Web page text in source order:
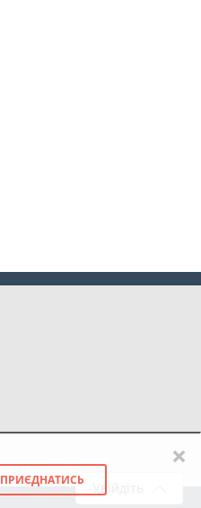
×
ПРИЄДНАТИСЬ